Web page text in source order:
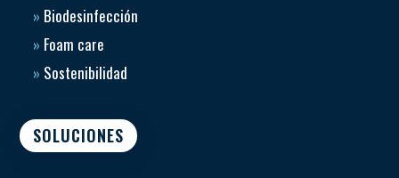
» Biodesinfección
» Foam care
» Sostenibilidad
SOLUCIONES